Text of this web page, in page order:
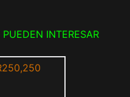
INTERESAR